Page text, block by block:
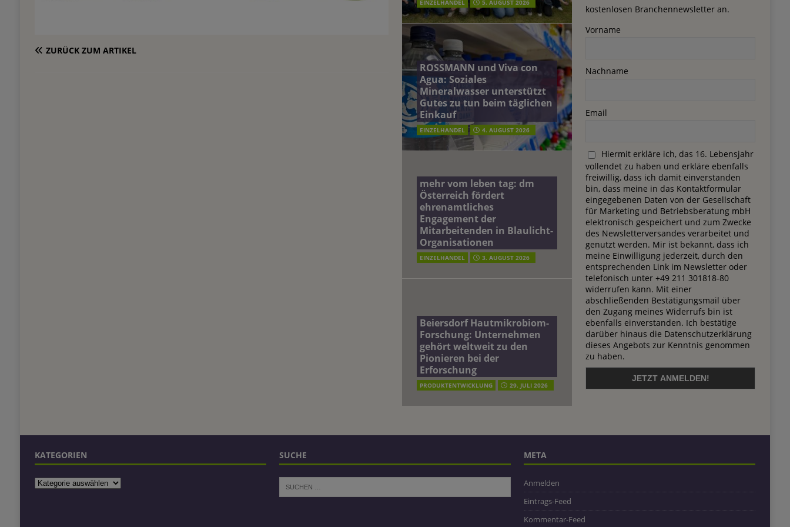
ZURÜCK ZUM ARTIKEL
EINZELHANDEL 5. AUGUST 2026
ROSSMANN und Viva con
Agua: Soziales
Mineralwasser unterstützt
Gutes zu tun beim täglichen
Einkauf
EINZELHANDEL 4. AUGUST 2026
mehr vom leben tag: dm
Österreich fördert
ehrenamtliches
Engagement der
Mitarbeitenden in Blaulicht-
Organisationen
EINZELHANDEL 3. AUGUST 2026
Beiersdorf Hautmikrobiom-
Forschung: Unternehmen
gehört weltweit zu den
Pionieren bei der
Erforschung
PRODUKTENTWICKLUNG 29. JULI 2026
kostenlosen Branchennewsletter an.
Vorname
Nachname
Email
Hiermit erkläre ich, das 16. Lebensjahr
vollendet zu haben und erkläre ebenfalls
freiwillig, dass ich damit einverstanden
bin, dass meine in das Kontaktformular
eingegebenen Daten von der Gesellschaft
für Marketing und Betriebsberatung mbH
elektronisch gespeichert und zum Zwecke
des Newsletterversandes verarbeitet und
genutzt werden. Mir ist bekannt, dass ich
meine Einwilligung jederzeit, durch den
entsprechenden Link im Newsletter oder
telefonisch unter +49 211 301818-80
widerrufen kann. Mit einer
abschließenden Bestätigungsmail über
den Zugang meines Widerrufs bin ist
ebenfalls einverstanden. Ich bestätige
darüber hinaus die Datenschutzerklärung
dieses Angebots zur Kenntnis genommen
zu haben.
KATEGORIEN SUCHE META
Anmelden
Eintrags-Feed
Kommentar-Feed